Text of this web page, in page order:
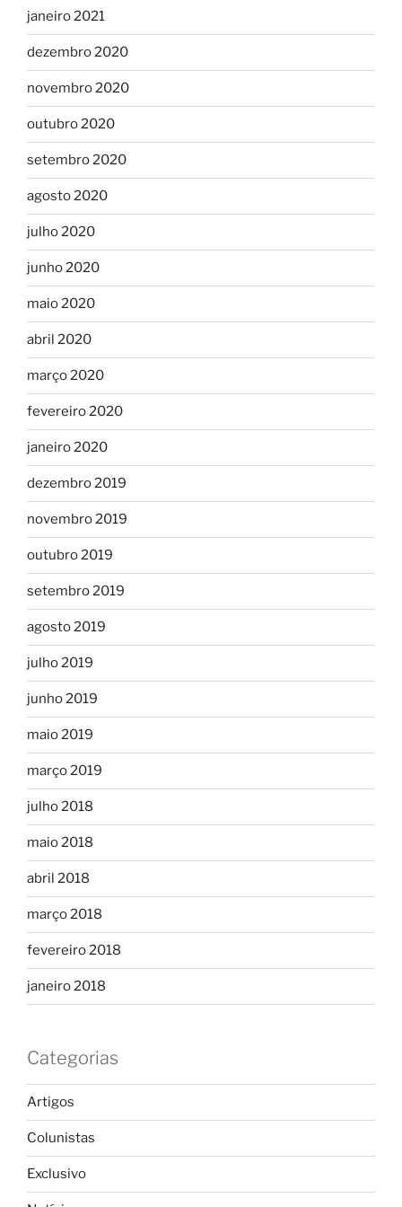
janeiro 2021
dezembro 2020
novembro 2020
outubro 2020
setembro 2020
agosto 2020
julho 2020
junho 2020
maio 2020
abril 2020
março 2020
fevereiro 2020
janeiro 2020
dezembro 2019
novembro 2019
outubro 2019
setembro 2019
agosto 2019
julho 2019
junho 2019
maio 2019
março 2019
julho 2018
maio 2018
abril 2018
março 2018
fevereiro 2018
janeiro 2018
Categorias
Artigos
Colunistas
Exclusivo